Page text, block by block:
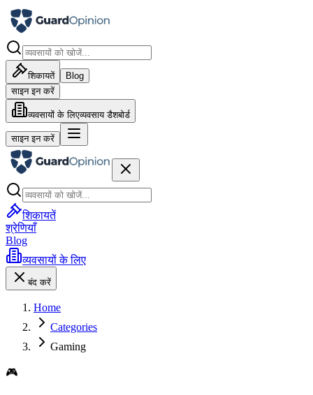
शिकायतें
Blog
साइन इन करें
व्यवसायों के लिएव्यवसाय डैशबोर्ड
साइन इन करें
शिकायतें
श्रेणियाँ
Blog
व्यवसायों के लिए
बंद करें
Home
Categories
Gaming
🎮